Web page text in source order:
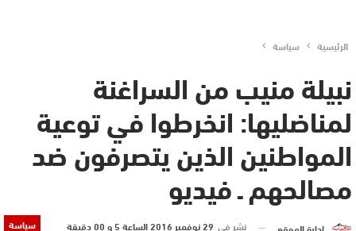
الرئيسية سياسة
نبيلة منيب من السراغنة
لمناضليها: انخرطوا في توعية
المواطنين الذين يتصرفون ضد
مصالحهم ـ فيديو
سياسة نشر في 29 نوفمبر 2016 الساعة 5 و 00 دقيقة